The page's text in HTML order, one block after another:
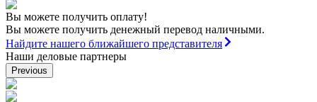
Вы можете получить оплату!
Вы можете получить денежный перевод наличными.
Найдите нашего ближайшего представителя
Наши деловые партнеры
Previous